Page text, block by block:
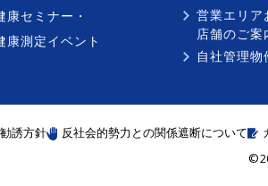
康セミナー・
康測定イベント
営業エリア
店舗のご案
自社管理物
勧誘方針 反社会的勢力との関係遮断について